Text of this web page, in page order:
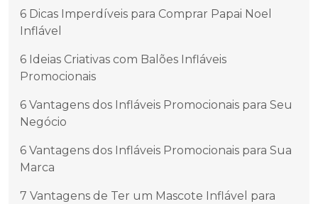
6 Dicas Imperdíveis para Comprar Papai Noel
Inflável
6 Ideias Criativas com Balões Infláveis
Promocionais
6 Vantagens dos Infláveis Promocionais para Seu
Negócio
6 Vantagens dos Infláveis Promocionais para Sua
Marca
7 Vantagens de Ter um Mascote Inflável para